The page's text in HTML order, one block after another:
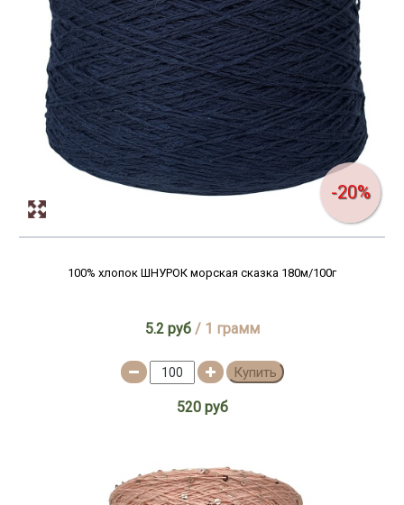
-20%
100% хлопок ШНУРОК морская сказка 180м/100г
5.2 руб/ 1 грамм
Купить
520 руб